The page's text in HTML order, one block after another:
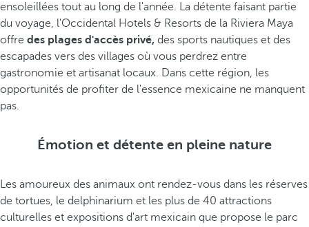
ensoleillées tout au long de l'année. La détente faisant partie
du voyage, l'Occidental Hotels & Resorts de la Riviera Maya
offre des plages d'accès privé, des sports nautiques et des
escapades vers des villages où vous perdrez entre
gastronomie et artisanat locaux. Dans cette région, les
opportunités de profiter de l'essence mexicaine ne manquent
pas.
Émotion et détente en pleine nature
Les amoureux des animaux ont rendez-vous dans les réserves
de tortues, le delphinarium et les plus de 40 attractions
culturelles et expositions d'art mexicain que propose le parc